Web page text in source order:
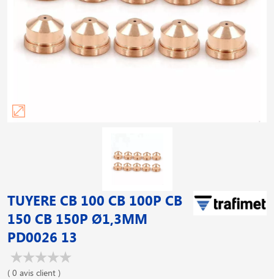
TUYERE CB 100 CB 100P CB
150 CB 150P Ø1,3MM
PD0026 13
( 0 avis client )